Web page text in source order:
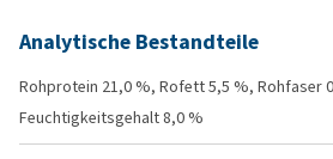
Analytische Bestandteile
Rohprotein 21,0 %, Rofett 5,5 %, Rohfaser
Feuchtigkeitsgehalt 8,0 %